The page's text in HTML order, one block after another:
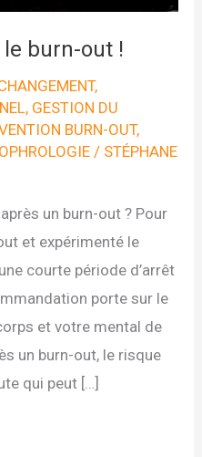
le burn-out !
,
, GESTION DU
BURN-OUT,
/ STÉPHANE
un burn-out ? Pour
et expérimenté le
courte période d’arrêt
porte sur le
et votre mental de
un burn-out, le risque
qui peut […]